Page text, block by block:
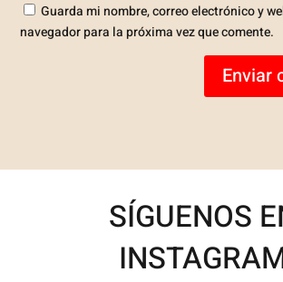
Guarda mi nombre, correo electrónico y
navegador para la próxima vez que comente.
Enviar
SÍGUENOS